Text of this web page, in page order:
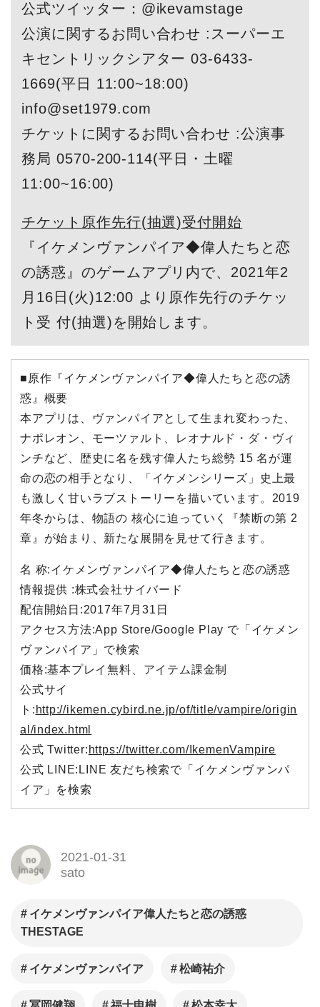
公式ツイッター：@ikevamstage
公演に関するお問い合わせ :スーパーエ
キセントリックシアター 03-6433-
1669(平日 11:00~18:00)
info@set1979.com
チケットに関するお問い合わせ :公演事
務局 0570-200-114(平日・土曜
11:00~16:00)
チケット原作先行(抽選)受付開始
『イケメンヴァンパイア◆偉人たちと恋
の誘惑』のゲームアプリ内で、2021年2
月16日(火)12:00 より原作先行のチケッ
ト受 付(抽選)を開始します。
■原作『イケメンヴァンパイア◆偉人たちと恋の誘
惑』概要
本アプリは、ヴァンパイアとして生まれ変わった、
ナポレオン、モーツァルト、レオナルド・ダ・ヴィ
ンチなど、歴史に名を残す偉人たち総勢 15 名が運
命の恋の相手となり、「イケメンシリーズ」史上最
も激しく甘いラブストーリーを描いています。2019
年冬からは、物語の 核心に迫っていく『禁断の第 2
章』が始まり、新たな展開を見せて行きます。
名 称:イケメンヴァンパイア◆偉人たちと恋の誘惑
情報提供 :株式会社サイバード
配信開始日:2017年7月31日
アクセス方法:App Store/Google Play で「イケメン
ヴァンパイア」で検索
価格:基本プレイ無料、アイテム課金制
公式サイ
ト: http://ikemen.cybird.ne.jp/of/title/vampire/origin
al/index.html
公式 Twitter: https://twitter.com/IkemenVampire
公式 LINE:LINE 友だち検索で「イケメンヴァンパ
イア」を検索
2021-01-31
sato
イケメンヴァンパイア偉人たちと恋の誘惑
THESTAGE
イケメンヴァンパイア 松崎祐介